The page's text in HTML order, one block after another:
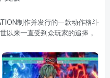
制作并发行的一款动作格斗
以来一直受到众玩家的追捧，